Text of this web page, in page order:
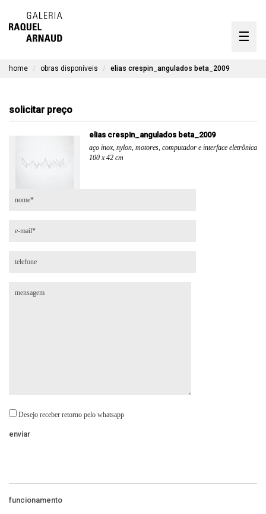
☰
timeline
contato
home obras disponíveis elias crespin_angulados beta_2009
solicitar preço
elias crespin_angulados beta_2009
aço inox, nylon, motores, computador e interface eletrônica
100 x 42 cm
Desejo receber retorno pelo whatsapp
funcionamento